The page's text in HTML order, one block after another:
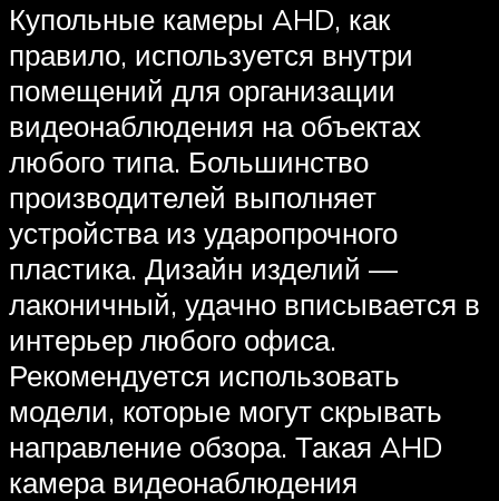
Купольные камеры AHD, как
правило, используется внутри
помещений для организации
видеонаблюдения на объектах
любого типа. Большинство
производителей выполняет
устройства из ударопрочного
пластика. Дизайн изделий —
лаконичный, удачно вписывается в
интерьер любого офиса.
Рекомендуется использовать
модели, которые могут скрывать
направление обзора. Такая AHD
камера видеонаблюдения